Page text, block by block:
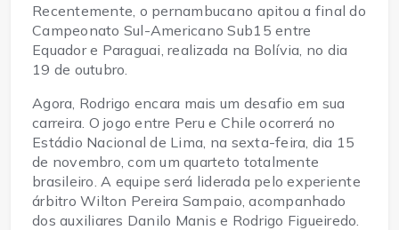
Recentemente, o pernambucano apitou a final do
Campeonato Sul-Americano Sub15 entre
Equador e Paraguai, realizada na Bolívia, no dia
19 de outubro.
Agora, Rodrigo encara mais um desafio em sua
carreira. O jogo entre Peru e Chile ocorrerá no
Estádio Nacional de Lima, na sexta-feira, dia 15
de novembro, com um quarteto totalmente
brasileiro. A equipe será liderada pelo experiente
árbitro Wilton Pereira Sampaio, acompanhado
dos auxiliares Danilo Manis e Rodrigo Figueiredo.